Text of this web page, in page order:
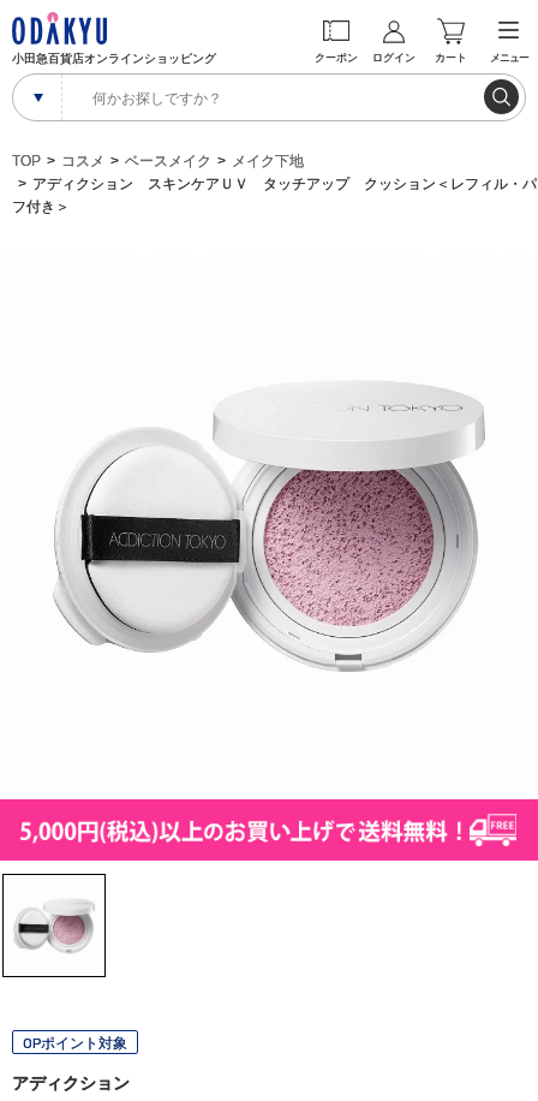
小田急百貨店オンラインショッピング クーポン ログイン カート メニュー
TOP コスメ ベースメイク
メイク下地
アディクション スキンケアＵＶ タッチアップ クッション＜レフィル・パ
フ付き＞
OPポイント対象
アディクション